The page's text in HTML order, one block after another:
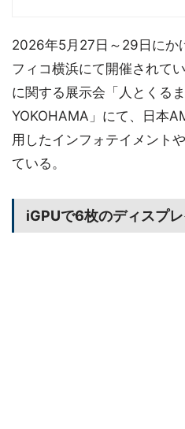
2026年5月27日～29日にか
フィコ横浜にて開催されて
に関する展示会「人とくる
YOKOHAMA」にて、日本
用したインフォテイメント
ている。
iGPUで6枚のディスプ